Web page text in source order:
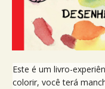
Este é um livro-
colorir, você terá